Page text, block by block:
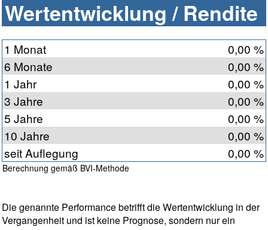
Wertentwicklung / Rendite
1 Monat
0,00 %
6 Monate
0,00 %
1 Jahr
0,00 %
3 Jahre
0,00 %
5 Jahre
0,00 %
10 Jahre
0,00 %
seit Auflegung
0,00 %
Berechnung gemäß BVI-Methode
Die genannte Performance betrifft die Wertentwicklung in der
Vergangenheit und ist keine Prognose, sondern nur ein